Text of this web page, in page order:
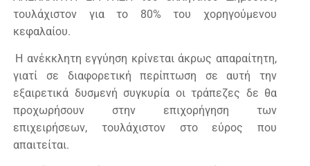
τουλάχιστον για το 80% του χορηγούμενου
κεφαλαίου.
Η ανέκκλητη εγγύηση κρίνεται άκρως απαραίτητη,
γιατί σε διαφορετική περίπτωση σε αυτή την
εξαιρετικά δυσμενή συγκυρία οι τράπεζες δε θα
προχωρήσουν στην επιχορήγηση των
επιχειρήσεων, τουλάχιστον στο εύρος που
απαιτείται.